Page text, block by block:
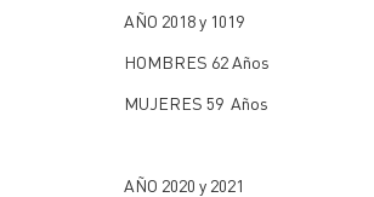
AÑO 2018 y 1019
HOMBRES 62 Años
MUJERES 59 Años
AÑO 2020 y 2021